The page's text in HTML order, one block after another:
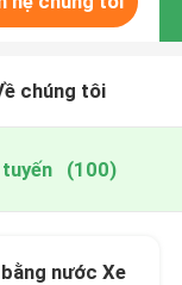
chúng tôi
(100)
nước Xe